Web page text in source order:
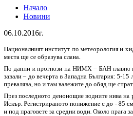
Начало
Новини
06.10.2016г.
Националният институт по метеорология и
места ще се образува слана.
По данни и прогнози на НИМХ – БАН главно в
завали – до вечерта в Западна България: 5-
превалява, но и там валежите до обяд ще
През последното денонощие водните нива на
Искър. Регистрираното понижение с до - 85
и под праговете за средни води. Около прага